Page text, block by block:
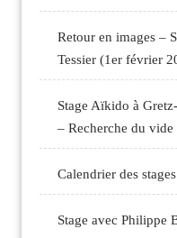
Retour en images –
Tessier (1er février
Stage Aïkido à
– Recherche du
Calendrier des
Stage avec Philippe